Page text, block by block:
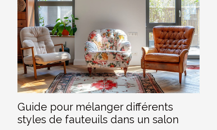
Guide pour mélanger différents
styles de fauteuils dans un salon